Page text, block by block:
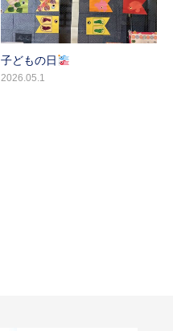
子どもの日
2026.05.1